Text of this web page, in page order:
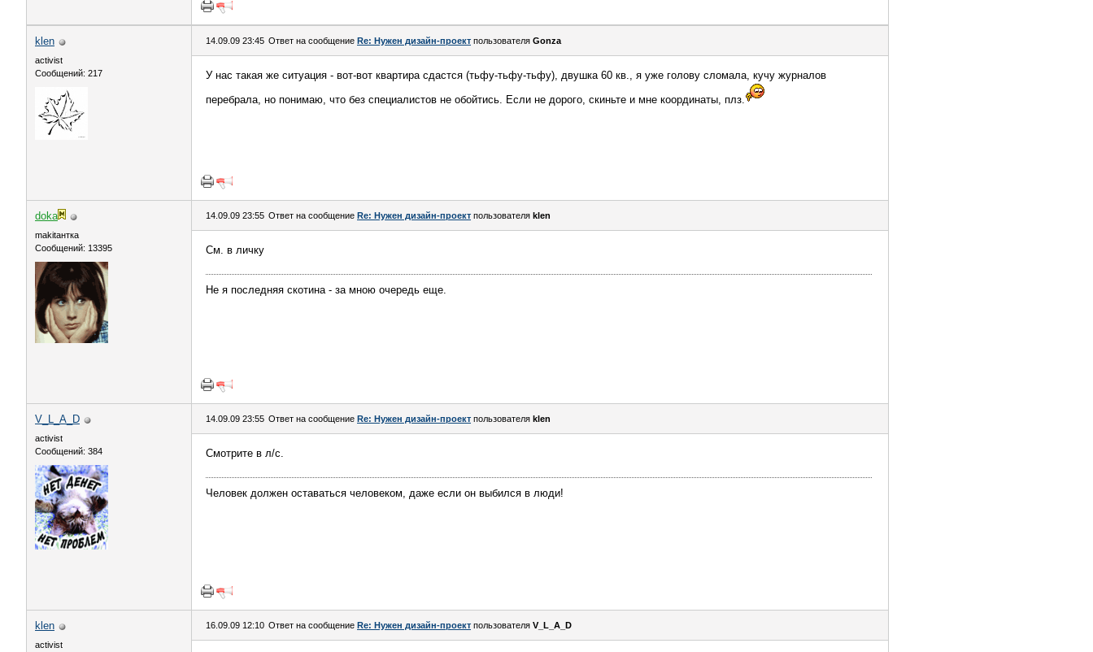
klen
activist
Сообщений: 217
14.09.09 23:45 Ответ на сообщение Re: Нужен дизайн-проект пользователя Gonza
У нас такая же ситуация - вот-вот квартира сдастся (тьфу-тьфу-тьфу), двушка 60 кв., я уже голову сломала, кучу журналов
перебрала, но понимаю, что без специалистов не обойтись. Если не дорого, скиньте и мне координаты, плз.
doka
makitaнтка
Сообщений: 13395
14.09.09 23:55 Ответ на сообщение Re: Нужен дизайн-проект пользователя klen
См. в личку
Не я последняя скотина - за мною очередь еще.
V_L_A_D
activist
Сообщений: 384
14.09.09 23:55 Ответ на сообщение Re: Нужен дизайн-проект пользователя klen
Смотрите в л/с.
Человек должен оставаться человеком, даже если он выбился в люди!
klen
activist
16.09.09 12:10 Ответ на сообщение Re: Нужен дизайн-проект пользователя V_L_A_D